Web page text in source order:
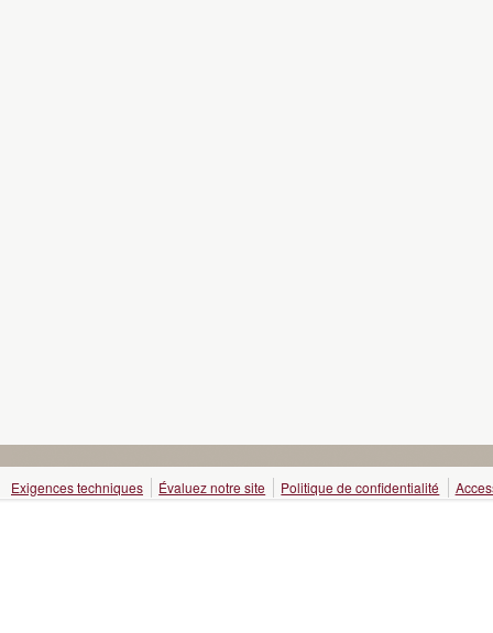
Exigences techniques Évaluez notre site Politique de confidentialité